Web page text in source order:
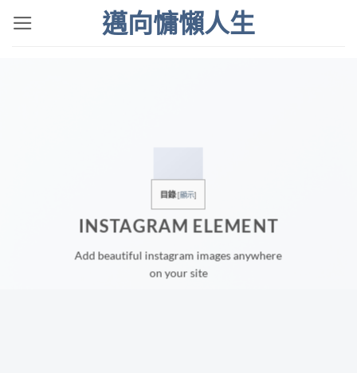
邁向慵懶人生
目錄[顯示]
INSTAGRAM ELEMENT
Add beautiful instagram images anywhere
on your site